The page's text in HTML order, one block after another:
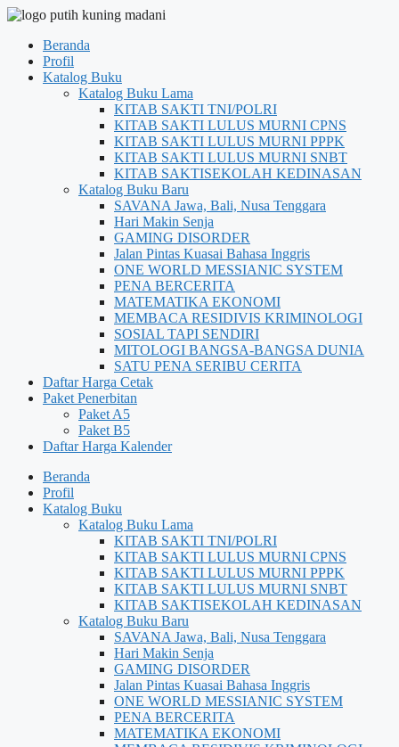
Beranda
Profil
Katalog Buku
Katalog Buku Lama
KITAB SAKTI TNI/POLRI
KITAB SAKTI LULUS MURNI CPNS
KITAB SAKTI LULUS MURNI PPPK
KITAB SAKTI LULUS MURNI SNBT
KITAB SAKTISEKOLAH KEDINASAN
Katalog Buku Baru
SAVANA Jawa, Bali, Nusa Tenggara
Hari Makin Senja
GAMING DISORDER
Jalan Pintas Kuasai Bahasa Inggris
ONE WORLD MESSIANIC SYSTEM
PENA BERCERITA
MATEMATIKA EKONOMI
MEMBACA RESIDIVIS KRIMINOLOGI
SOSIAL TAPI SENDIRI
MITOLOGI BANGSA-BANGSA DUNIA
SATU PENA SERIBU CERITA
Daftar Harga Cetak
Paket Penerbitan
Paket A5
Paket B5
Daftar Harga Kalender
Beranda
Profil
Katalog Buku
Katalog Buku Lama
KITAB SAKTI TNI/POLRI
KITAB SAKTI LULUS MURNI CPNS
KITAB SAKTI LULUS MURNI PPPK
KITAB SAKTI LULUS MURNI SNBT
KITAB SAKTISEKOLAH KEDINASAN
Katalog Buku Baru
SAVANA Jawa, Bali, Nusa Tenggara
Hari Makin Senja
GAMING DISORDER
Jalan Pintas Kuasai Bahasa Inggris
ONE WORLD MESSIANIC SYSTEM
PENA BERCERITA
MATEMATIKA EKONOMI